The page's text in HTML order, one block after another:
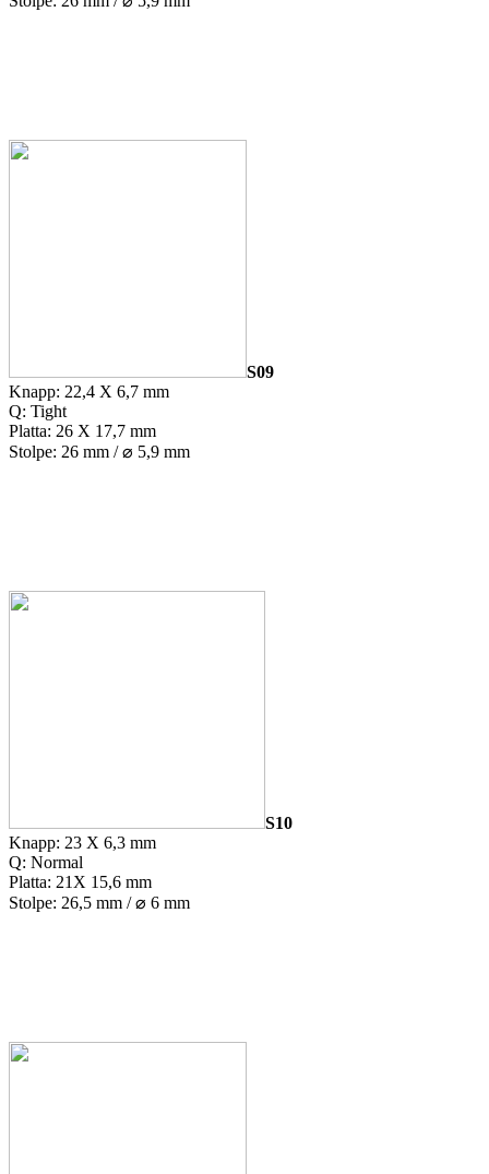
S09
Knapp: 22,4 X 6,7 mm
Q: Tight
Platta: 26 X 17,7 mm
Stolpe: 26 mm / ⌀ 5,9 mm
S10
Knapp: 23 X 6,3 mm
Q: Normal
Platta: 21X 15,6 mm
Stolpe: 26,5 mm / ⌀ 6 mm